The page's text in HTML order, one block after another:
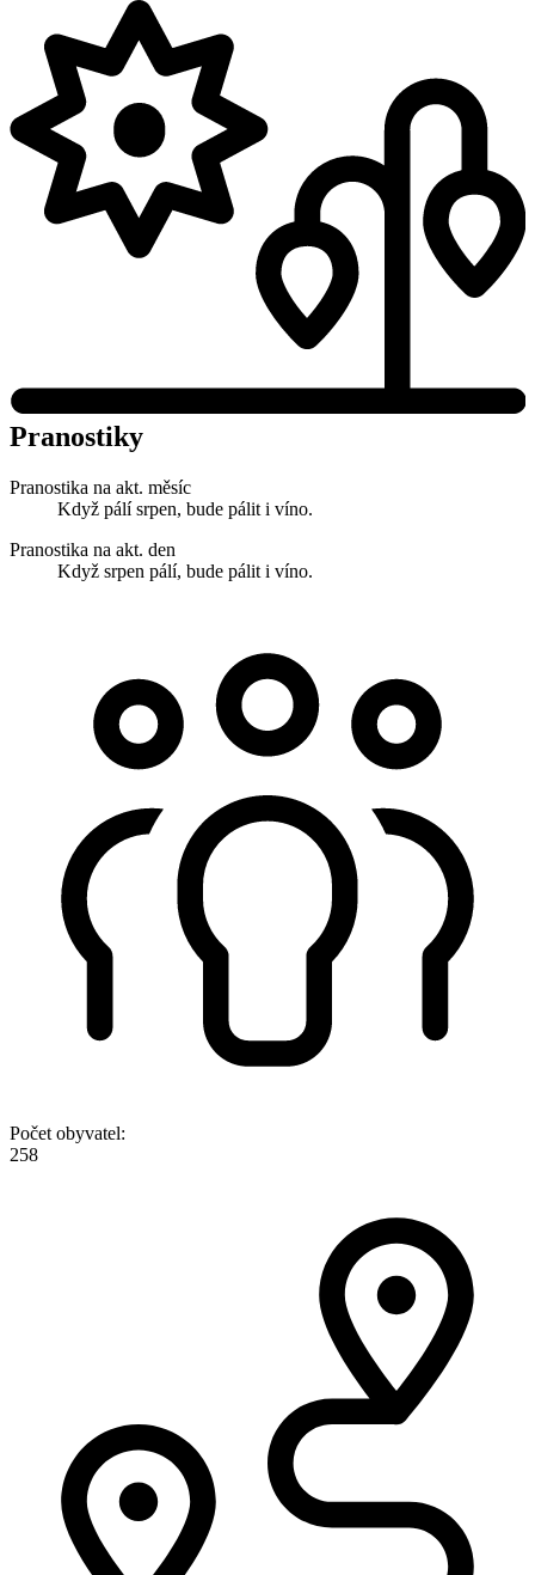
Pranostiky
Pranostika na akt. měsíc
Když pálí srpen, bude pálit i víno.
Pranostika na akt. den
Když srpen pálí, bude pálit i víno.
Počet obyvatel:
258